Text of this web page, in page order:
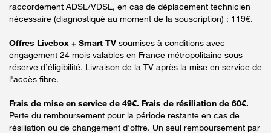
raccordement ADSL/VDSL, en cas de déplacement technicien
nécessaire (diagnostiqué au moment de la souscription) : 119€.
Offres Livebox + Smart TV soumises à conditions avec
engagement 24 mois valables en France métropolitaine sous
réserve d’éligibilité. Livraison de la TV après la mise en service de
l'accès fibre.
Frais de mise en service de 49€. Frais de résiliation de 60€.
Perte du remboursement pour la période restante en cas de
résiliation ou de changement d'offre. Un seul remboursement par